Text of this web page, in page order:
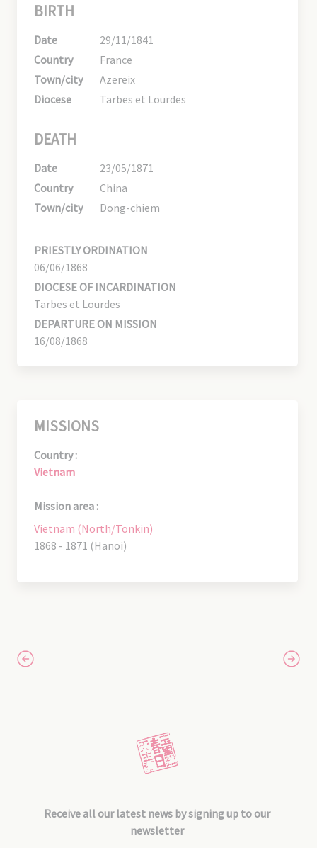
BIRTH
Date
29/11/1841
Country
France
Town/city
Azereix
Diocese
Tarbes et Lourdes
DEATH
Date
23/05/1871
Country
China
Town/city
Dong-chiem
PRIESTLY ORDINATION
06/06/1868
DIOCESE OF INCARDINATION
Tarbes et Lourdes
DEPARTURE ON MISSION
16/08/1868
MISSIONS
Country :
Vietnam
Mission area :
Vietnam (North/Tonkin)
1868 - 1871 (Hanoi)
Receive all our latest news by signing up to our
newsletter